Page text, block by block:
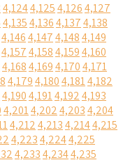
4,1244,1254,1264,127
4,1354,1364,1374,138
4,1464,1474,1484,149
4,1574,1584,1594,160
4,1684,1694,1704,171
4,1794,1804,1814,182
4,1904,1914,1924,193
4,2014,2024,2034,204
4,2124,2134,2144,215
4,2234,2244,225
4,2334,2344,235